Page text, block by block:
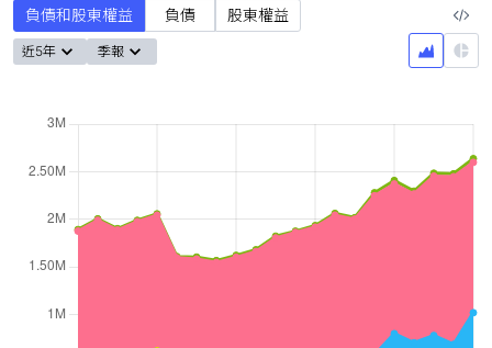
負債和股東權益 負債 股東權益
近5年 季報